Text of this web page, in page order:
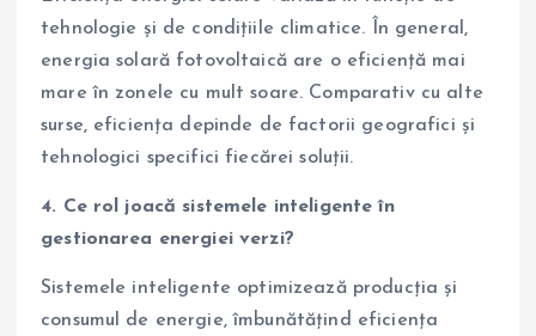
tehnologie și de condițiile climatice. În general,
energia solară fotovoltaică are o eficiență mai
mare în zonele cu mult soare. Comparativ cu alte
surse, eficiența depinde de factorii geografici și
tehnologici specifici fiecărei soluții.
4. Ce rol joacă sistemele inteligente în
gestionarea energiei verzi?
Sistemele inteligente optimizează producția și
consumul de energie, îmbunătățind eficiența